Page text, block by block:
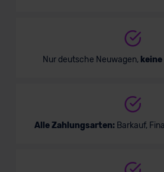
Nur deutsche Neuwagen,
Alle Zahlungsarten: Barkauf,